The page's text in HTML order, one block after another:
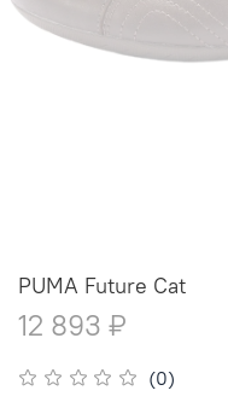
(0)
PUMA Future Cat
12 893 ₽